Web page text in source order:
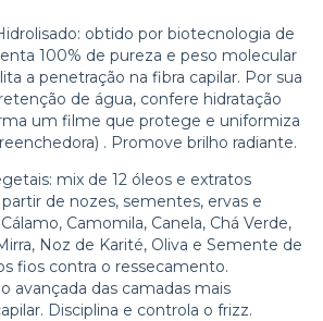
obtido por biotecnologia de
100% de pureza e peso molecular
a penetração na fibra capilar. Por sua
de água, confere hidratação
um filme que protege e uniformiza
. Promove brilho radiante.
mix de 12 óleos e extratos
de nozes, sementes, ervas e
Camomila, Canela, Chá Verde,
Noz de Karité, Oliva e Semente de
fios contra o ressecamento.
avançada das camadas mais
Disciplina e controla o frizz.